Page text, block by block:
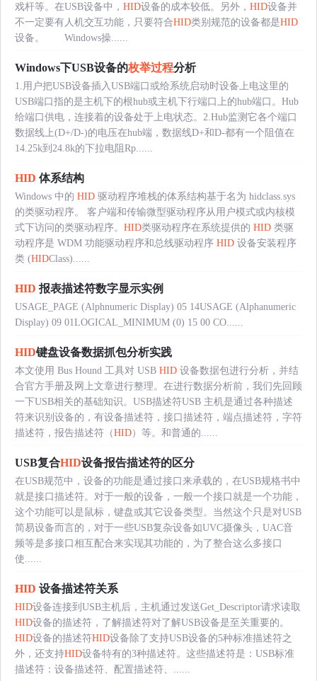
戏杆等。在USB设备中， HID设备的成本较低。另外， HID设备并
不一定要有人机交互功能，只要符合HID类别规范的设备都是HID
设备。 Windows操......
Windows下USB设备的枚举过程分析
1.用户把USB设备插入USB端口或给系统启动时设备上电这里的
USB端口指的是主机下的根hub或主机下行端口上的hub端口。Hub
给端口供电，连接着的设备处于上电状态。2.Hub监测它各个端口
数据线上(D+/D-)的电压在hub端，数据线D+和D-都有一个阻值在
14.25k到24.8k的下拉电阻Rp......
HID 体系结构
Windows 中的 HID 驱动程序堆栈的体系结构基于名为 hidclass.sys
的类驱动程序。 客户端和传输微型驱动程序从用户模式或内核模
式下访问的类驱动程序。 HID类驱动程序在系统提供的 HID 类驱
动程序是 WDM 功能驱动程序和总线驱动程序 HID 设备安装程序
类 (HIDClass)......
HID 报表描述符数字显示实例
USAGE_PAGE (Alphnumeric Display) 05 14USAGE (Alphanumeric
Display) 09 01LOGICAL_MINIMUM (0) 15 00 CO......
HID键盘设备数据抓包分析实践
本文使用 Bus Hound 工具对 USB HID 设备数据包进行分析，并结
合官方手册及网上文章进行整理。在进行数据分析前，我们先回顾
一下USB相关的基础知识。USB描述符USB 主机是通过各种描述
符来识别设备的，有设备描述符，接口描述符，端点描述符，字符
描述符，报告描述符（HID）等。和普通的......
USB复合HID设备报告描述符的区分
在USB规范中，设备的功能是通过接口来承载的，在USB规格书中
就是接口描述符。对于一般的设备，一般一个接口就是一个功能，
这个功能可以是鼠标，键盘或其它设备类型。当然这个只是对USB
简易设备而言的，对于一些USB复杂设备如UVC摄像头，UAC音
频等是多接口相互配合来实现其功能的，为了整合这么多接口
使......
HID 设备描述符关系
HID设备连接到USB主机后，主机通过发送Get_Descriptor请求读取
HID设备的描述符，了解描述符对了解USB设备是至关重要的。
HID设备的描述符HID设备除了支持USB设备的5种标准描述符之
外，还支持HID设备特有的3种描述符。这些描述符是：USB标准
描述符：设备描述符、配置描述符、......